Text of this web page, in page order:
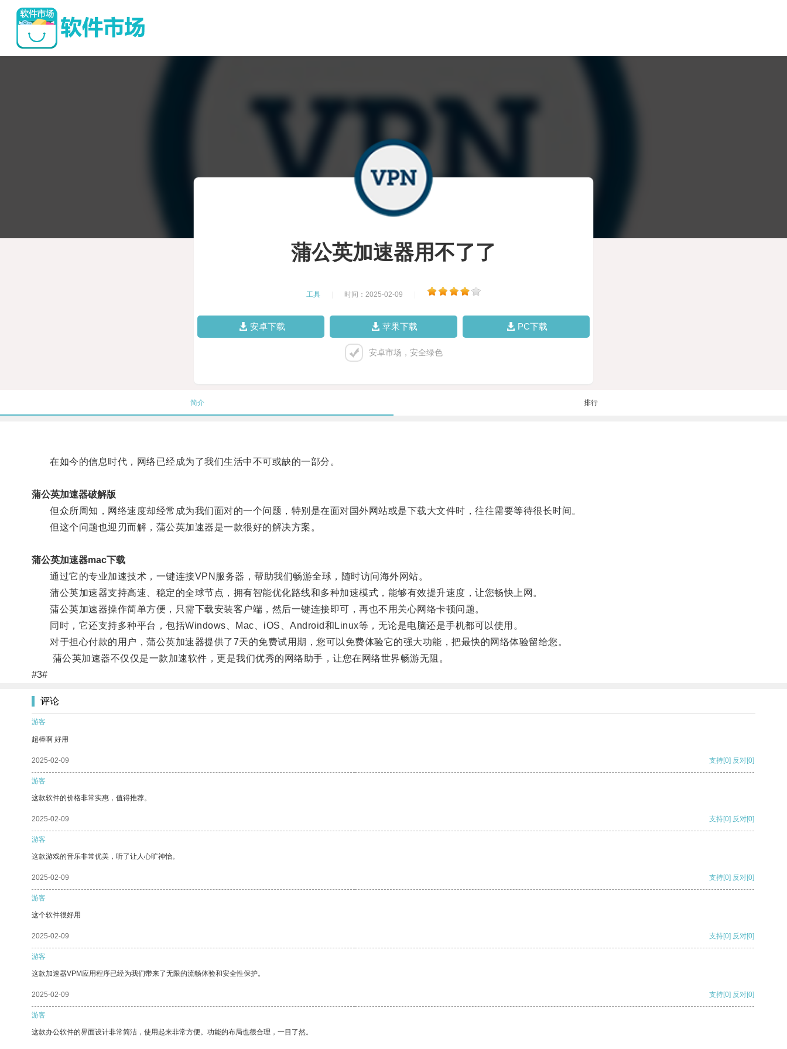
蒲公英加速器用不了了
工具 时间：2025-02-09
安卓下载 苹果下载 PC下载
安卓市场，安全绿色
简介 排行
在如今的信息时代，网络已经成为了我们生活中不可或缺的一部分。
蒲公英加速器破解版
但众所周知，网络速度却经常成为我们面对的一个问题，特别是在面对国外网站或是下载大文件时，往往需要等待很长时间。
但这个问题也迎刃而解，蒲公英加速器是一款很好的解决方案。
蒲公英加速器mac下载
通过它的专业加速技术，一键连接VPN服务器，帮助我们畅游全球，随时访问海外网站。
蒲公英加速器支持高速、稳定的全球节点，拥有智能优化路线和多种加速模式，能够有效提升速度，让您畅快上网。
蒲公英加速器操作简单方便，只需下载安装客户端，然后一键连接即可，再也不用关心网络卡顿问题。
同时，它还支持多种平台，包括Windows、Mac、iOS、Android和Linux等，无论是电脑还是手机都可以使用。
对于担心付款的用户，蒲公英加速器提供了7天的免费试用期，您可以免费体验它的强大功能，把最快的网络体验留给您。
蒲公英加速器不仅仅是一款加速软件，更是我们优秀的网络助手，让您在网络世界畅游无阻。
#3#
评论
游客
超棒啊 好用
2025-02-09 支持[0] 反对[0]
游客
这款软件的价格非常实惠，值得推荐。
2025-02-09 支持[0] 反对[0]
游客
这款游戏的音乐非常优美，听了让人心旷神怡。
2025-02-09 支持[0] 反对[0]
游客
这个软件很好用
2025-02-09 支持[0] 反对[0]
游客
这款加速器VPM应用程序已经为我们带来了无限的流畅体验和安全性保护。
2025-02-09 支持[0] 反对[0]
游客
这款办公软件的界面设计非常简洁，使用起来非常方便。功能的布局也很合理，一目了然。